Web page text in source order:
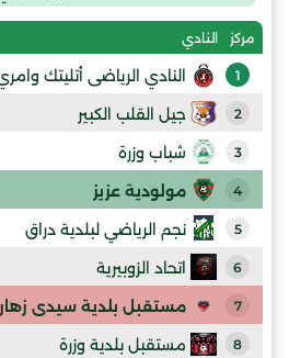
مركز النادي
1 النادي الرياضى أتليتك
2 جيل القلب الكبير
3 شباب وزرة
4 مولودية عزيز
5 نجم الرياضي لبلدية دراق
6 اتحاد الزوبيرية
7 مستقبل بلدية سيدى زهار
8 مستقبل بلدية وزرة